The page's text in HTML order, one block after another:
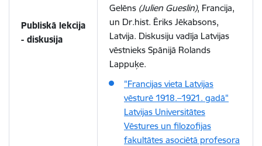
Publiskā lekcija
- diskusija
Gelēns (Julien Gueslin), Francija,
un Dr.hist. Ēriks Jēkabsons,
Latvija. Diskusiju vadīja Latvijas
vēstnieks Spānijā Rolands
Lappuķe.
"Francijas vieta Latvijas
vēsturē 1918.–1921. gadā"
Latvijas Universitātes
Vēstures un filozofijas
fakultātes asociētā profesora